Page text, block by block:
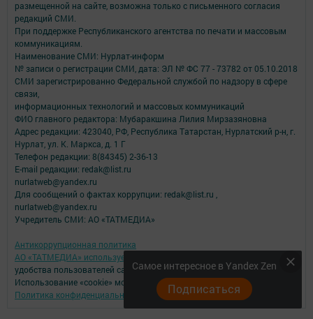
Самое интересное в Yandex Zen
Подписаться
размещенной на сайте, возможна только с письменного согласия
редакций СМИ.
При поддержке Республиканского агентства по печати и массовым
коммуникациям.
Наименование СМИ: Нурлат-⁠информ
№ записи о регистрации СМИ, дата: ЭЛ № ФС 77 -⁠ 73782 от 05.10.2018
СМИ зарегистрированно Федеральной службой по надзору в сфере
связи,
информационных технологий и массовых коммуникаций
ФИО главного редактора: Мубаракшина Лилия Мирзазяновна
Адрес редакции: 423040, РФ, Республика Татарстан, Нурлатский р-н, г.
Нурлат, ул. К. Маркса, д. 1 Г
Телефон редакции: 8(84345) 2-36-13
E-mail редакции: redak@list.ru
nurlatweb@yandex.ru
Для сообщений о фактах коррупции: redak@list.ru ,
nurlatweb@yandex.ru
Учредитель СМИ: АО «ТАТМЕДИА»
Антикоррупционная политика
АО «ТАТМЕДИА» использует «cookie»
для персонализации сервисов и
удобства пользователей сайтом.
Использование «cookie» можно отменить в настройках браузера.
Политика конфиденциальности